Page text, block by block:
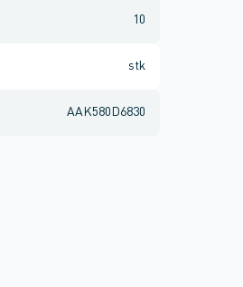
10
stk
AAK580D6830